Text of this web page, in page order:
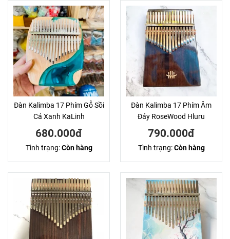
Đàn Kalimba 17 Phím Gỗ Sồi
Cá Xanh KaLinh
680.000đ
Tình trạng:Còn hàng
Đàn Kalimba 17 Phím Âm
Đáy RoseWood Hluru
790.000đ
Tình trạng:Còn hàng